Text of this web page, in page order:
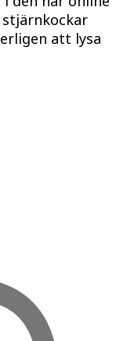
stjärnkockar
att lysa